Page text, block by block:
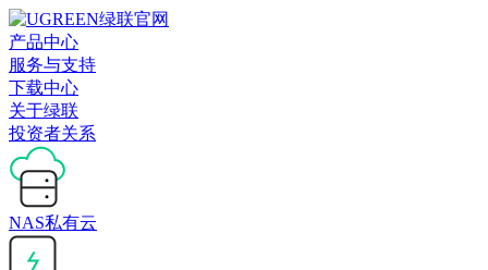
产品中心
服务与支持
下载中心
关于绿联
投资者关系
NAS私有云